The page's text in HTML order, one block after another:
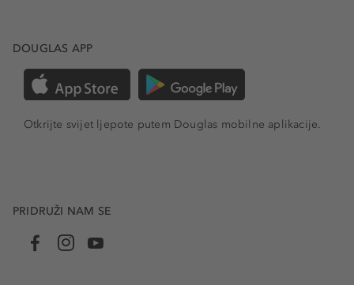
DOUGLAS APP
Otkrijte svijet ljepote putem Douglas mobilne aplikacije.
PRIDRUŽI NAM SE